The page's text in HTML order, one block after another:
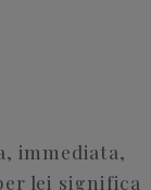
immediata,
lei significa